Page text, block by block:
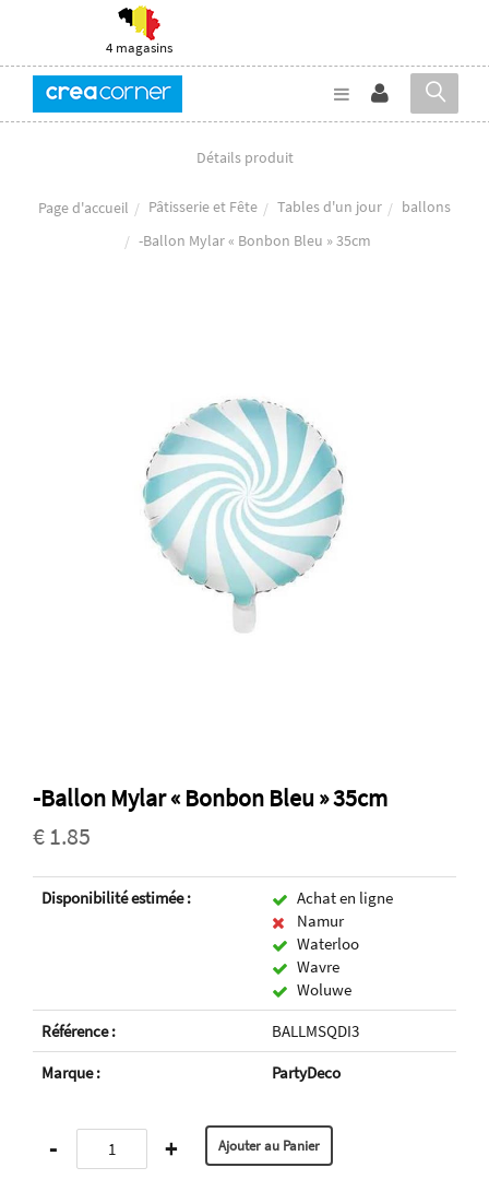
4 magasins
Détails produit
Page d'accueil Pâtisserie et Fête Tables d'un jour
ballons
-Ballon Mylar « Bonbon Bleu » 35cm
-Ballon Mylar « Bonbon Bleu » 35cm
€ 1.85
Disponibilité estimée :
Achat en ligne
Namur
Waterloo
Wavre
Woluwe
Référence :
BALLMSQDI3
Marque :
PartyDeco
- +